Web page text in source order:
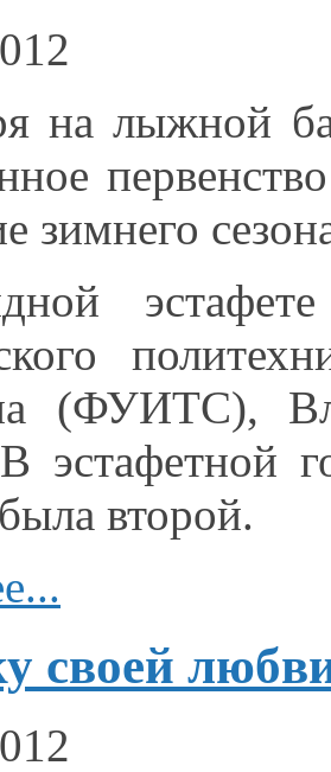
на лыжной
зимнего
(ФУИТС),
В эстафетной
второй.
своей